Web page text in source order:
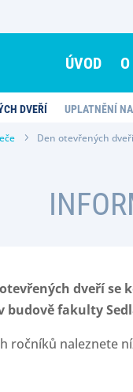
ÚVOD
DVEŘÍ UPLATNĚNÍ
Den otevřených dveří
dveří se
budově fakulty
ročníků naleznete